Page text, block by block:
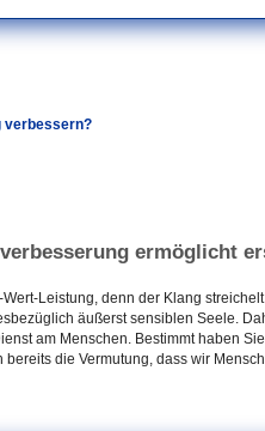
verbessern?
ermöglicht
Leistung, denn der Klang
äußerst sensiblen Seele.
am Menschen. Bestimmt haben
die Vermutung, dass wir